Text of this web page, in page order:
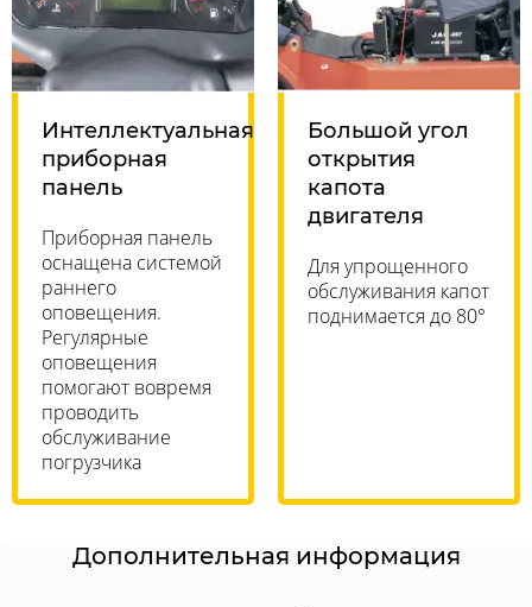
Интеллектуальная
приборная
панель
Приборная панель
оснащена системой
раннего
оповещения.
Регулярные
оповещения
помогают вовремя
проводить
обслуживание
погрузчика
Большой угол
открытия
капота
двигателя
Для упрощенного
обслуживания капот
поднимается до 80°
Дополнительная информация